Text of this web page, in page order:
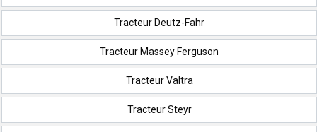
Tracteur Deutz-Fahr
Tracteur Massey Ferguson
Tracteur Valtra
Tracteur Steyr